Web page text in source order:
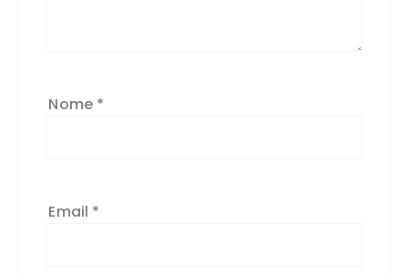
Nome *
Email *